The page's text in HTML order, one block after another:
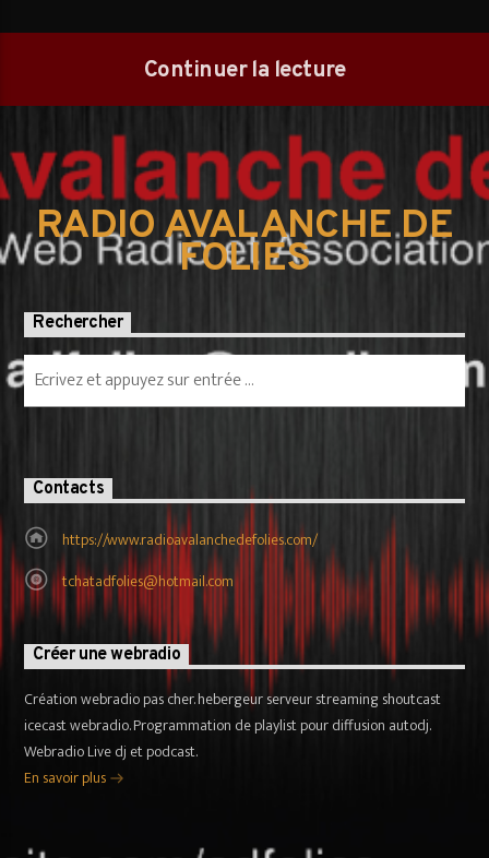
Continuer la lecture
RADIO AVALANCHE DE
FOLIES
Rechercher
Contacts
https://www.radioavalanchedefolies.com/
tchatadfolies@hotmail.com
Créer une webradio
Création webradio pas cher. hebergeur serveur streaming shoutcast
icecast webradio. Programmation de playlist pour diffusion autodj.
Webradio Live dj et podcast.
En savoir plus